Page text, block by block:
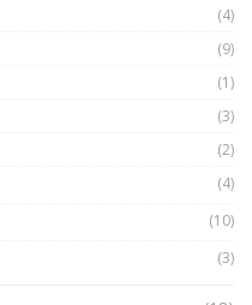
các cuộc chiến | Phổ cập
(4)
(9)
(1)
(3)
(2)
(4)
(10)
(3)